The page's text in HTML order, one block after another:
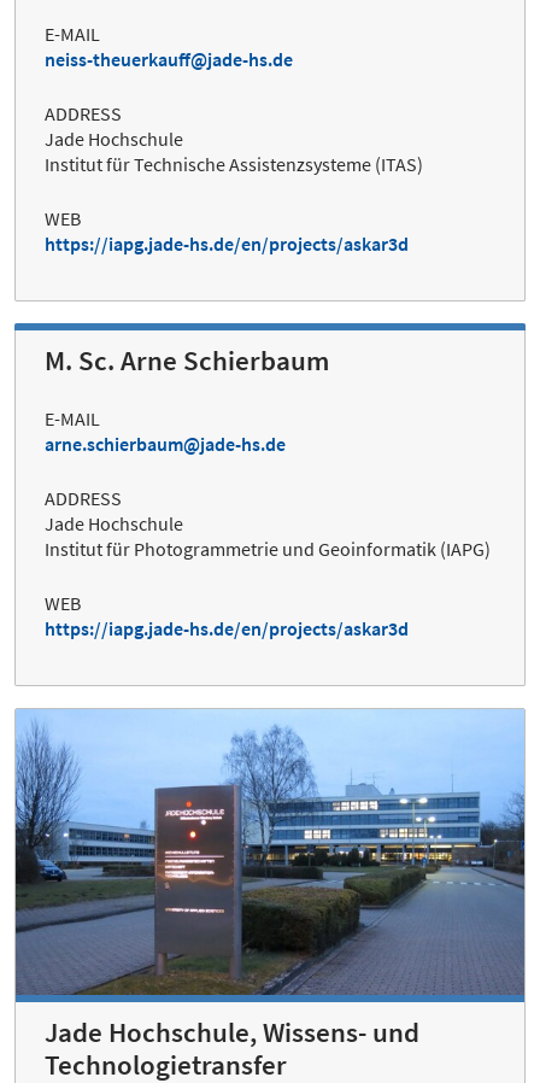
E-MAIL
neiss-theuerkauff@jade-hs.de
ADDRESS
Jade Hochschule
Institut für Technische Assistenzsysteme (ITAS)
WEB
https://iapg.jade-hs.de/en/projects/askar3d
M. Sc. Arne Schierbaum
E-MAIL
arne.schierbaum@jade-hs.de
ADDRESS
Jade Hochschule
Institut für Photogrammetrie und Geoinformatik (IAPG)
WEB
https://iapg.jade-hs.de/en/projects/askar3d
Jade Hochschule, Wissens- und
Technologietransfer